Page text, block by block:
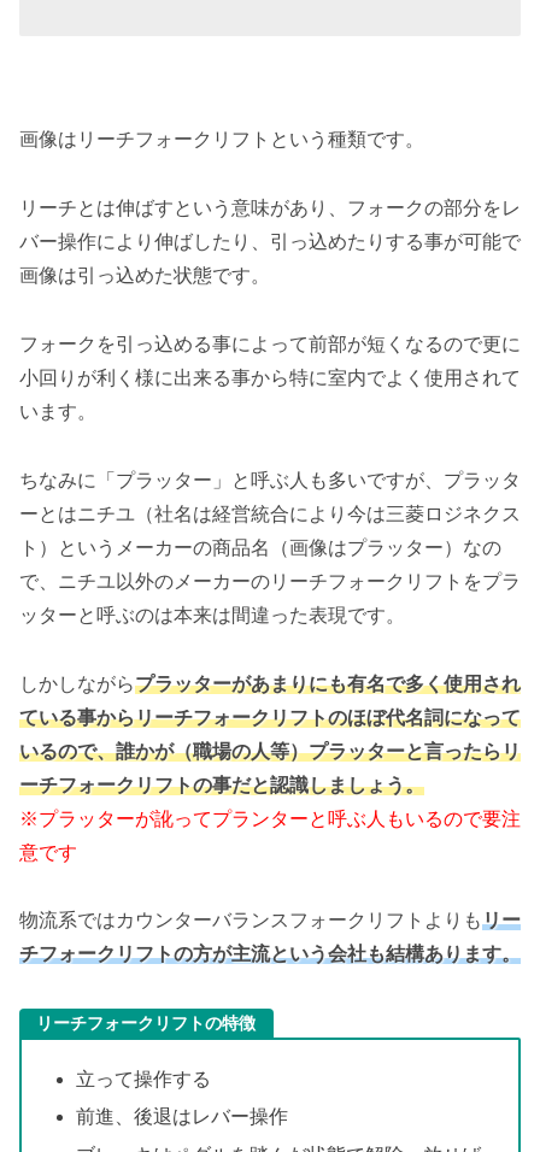
画像はリーチフォークリフトという種類です。
リーチとは伸ばすという意味があり、フォークの部分をレ
バー操作により伸ばしたり、引っ込めたりする事が可能で
画像は引っ込めた状態です。
フォークを引っ込める事によって前部が短くなるので更に
小回りが利く様に出来る事から特に室内でよく使用されて
います。
ちなみに「プラッター」と呼ぶ人も多いですが、プラッタ
ーとはニチユ（社名は経営統合により今は三菱ロジネクス
ト）というメーカーの商品名（画像はプラッター）なの
で、ニチユ以外のメーカーのリーチフォークリフトをプラ
ッターと呼ぶのは本来は間違った表現です。
しかしながらプラッターがあまりにも有名で多く使用され
ている事からリーチフォークリフトのほぼ代名詞になって
いるので、誰かが（職場の人等）プラッターと言ったらリ
ーチフォークリフトの事だと認識しましょう。
※プラッターが訛ってプランターと呼ぶ人もいるので要注
意です
物流系ではカウンターバランスフォークリフトよりもリー
チフォークリフトの方が主流という会社も結構あります。
リーチフォークリフトの特徴
立って操作する
前進、後退はレバー操作